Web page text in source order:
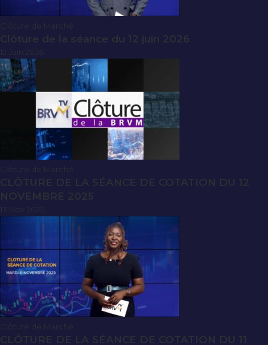
Clôture de la séance du 12 juin 2026
CLÔTURE DE LA SÉANCE DE COTATION DU 12
NOVEMBRE 2025
CLÔTURE DE LA SÉANCE DE COTATION DU 11